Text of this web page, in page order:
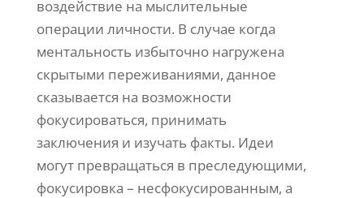
воздействие на мыслительные
операции личности. В случае когда
ментальность избыточно нагружена
скрытыми переживаниями, данное
сказывается на возможности
фокусироваться, принимать
заключения и изучать факты. Идеи
могут превращаться в преследующими,
фокусировка – несфокусированным, а